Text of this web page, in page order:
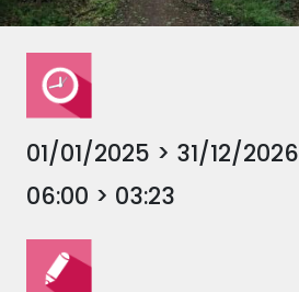
01/01/2025 > 31/12/2026
06:00 > 03:23